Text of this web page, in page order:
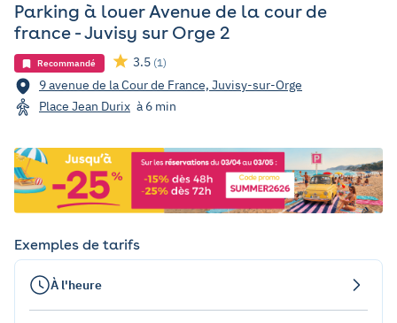
Parking à louer Avenue de la cour de
france - Juvisy sur Orge 2
Recommandé 3.5 (1)
9 avenue de la Cour de France, Juvisy-sur-Orge
Place Jean Durix à 6 min
Exemples de tarifs
À l'heure